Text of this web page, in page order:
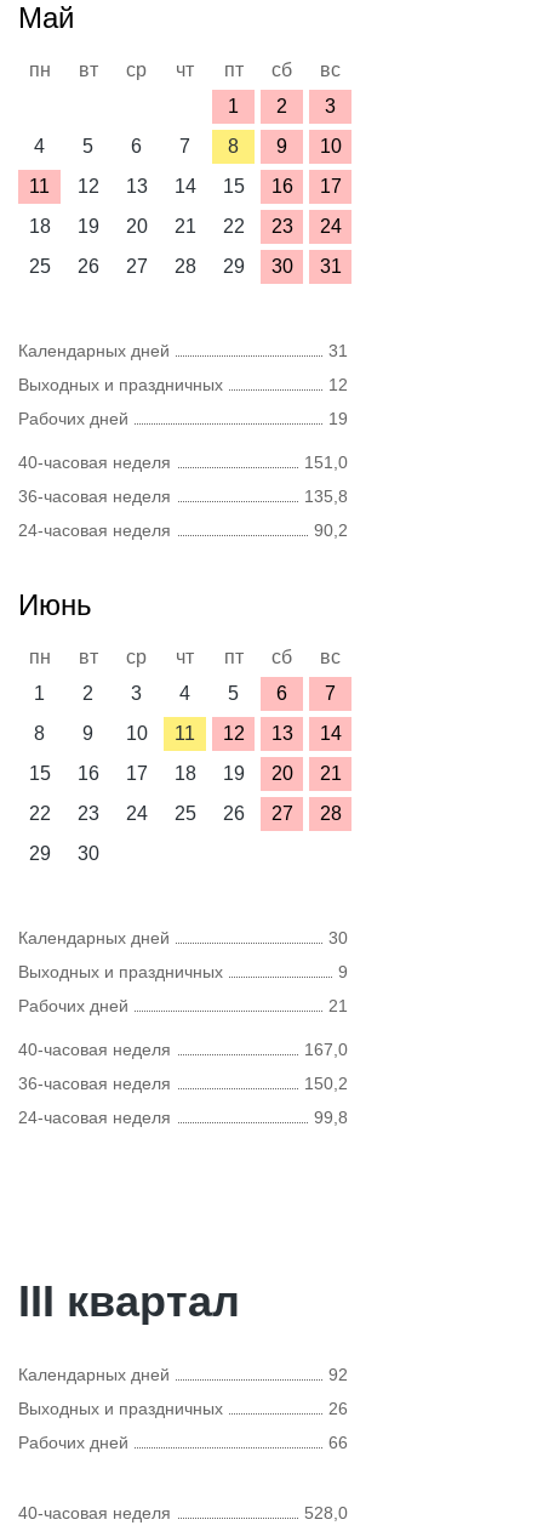
Май
пн вт ср чт пт сб
вс
1
2
3
4
5 6 7 8 9
10
11
12 13 14 15 16
17
18
19 20 21 22 23
24
25
26 27 28 29 30 31
Календарных дней
31
Выходных и праздничных
12
Рабочих дней
19
40-часовая неделя
151,0
36-часовая неделя
135,8
24-часовая неделя
90,2
Июнь
пн вт ср чт пт сб
вс
1
2 3 4 5 6
7
8
9 10 11 12 13
14
15
16 17 18 19 20
21
22
23 24 25 26 27
28
29
30
Календарных дней
30
Выходных и праздничных
9
Рабочих дней
21
40-часовая неделя
167,0
36-часовая неделя
150,2
24-часовая неделя
99,8
III квартал
Календарных дней
92
Выходных и праздничных
26
Рабочих дней
66
40-часовая неделя 528,0